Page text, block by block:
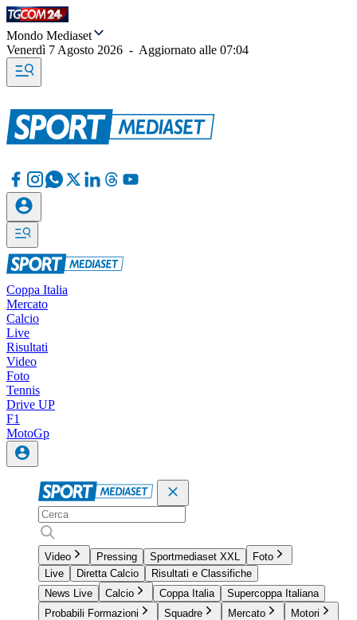
Mondo Mediaset
Venerdì 7 Agosto 2026 - Aggiornato alle 07:04
Coppa Italia
Mercato
Calcio
Live
Risultati
Video
Foto
Tennis
Drive UP
F1
MotoGp
Video Pressing Sportmediaset XXL
Foto
Live
Diretta Calcio
Risultati e Classifiche
News Live
Calcio Coppa Italia
Supercoppa Italiana
Probabili Formazioni
Squadre Mercato
Motori